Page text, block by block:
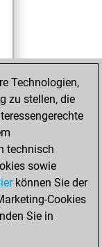
Technologien,
zu stellen, die
technisch
sowie
können Sie der
Cookies
Sie in